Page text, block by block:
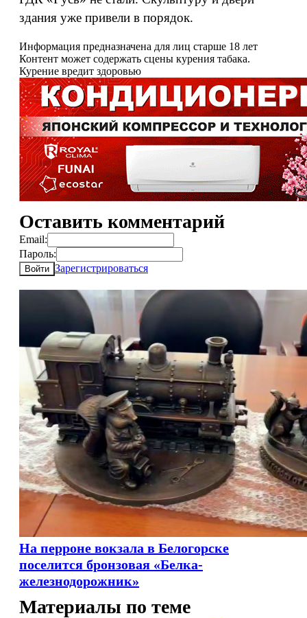
здания уже привели в порядок.
Информация предназначена для лиц старше 18 лет
Контент может содержать сцены курения табака.
Курение вредит здоровью
Оставить комментарий
Email:
Пароль:
Войти Зарегистрироваться
На перроне вокзала в Белогорске
поселится бронзовая «Белка-
железнодорожник»
Материалы по теме